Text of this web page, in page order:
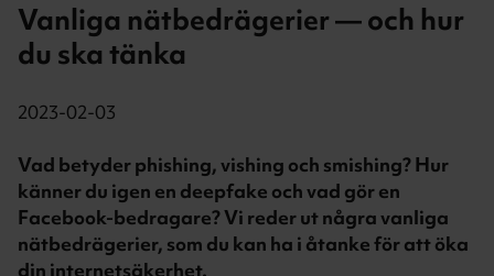
Vanliga nätbedrägerier — och hur
du ska tänka
2023-02-03
Vad betyder phishing, vishing och smishing? Hur
känner du igen en deepfake och vad gör en
Facebook-bedragare? Vi reder ut några vanliga
nätbedrägerier, som du kan ha i åtanke för att öka
din internetsäkerhet.